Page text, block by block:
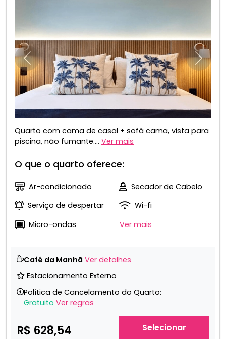
Anterior
Quarto com cama de casal + sofá cama, vista para
piscina, não fumante.... Ver mais
O que o quarto oferece:
Ar-condicionado
Secador de Cabelo
Serviço de despertar
Wi-fi
Micro-ondas
Ver mais
Café da Manhã Ver detalhes
Estacionamento Externo
Política de Cancelamento do Quarto:
Gratuito Ver regras
R$ 628,54 Selecionar